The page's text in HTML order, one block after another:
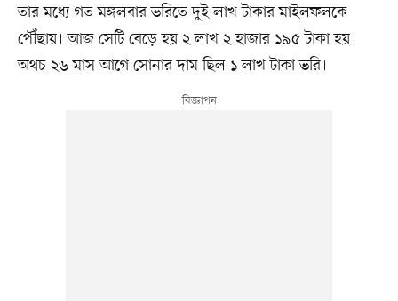
তার মধ্যে গত মঙ্গলবার ভরিতে দুই লাখ টাকার মাইলফলকে
পৌঁছায়। আজ সেটি বেড়ে হয় ২ লাখ ২ হাজার ১৯৫ টাকা হয়।
অথচ ২৬ মাস আগে সোনার দাম ছিল ১ লাখ টাকা ভরি।